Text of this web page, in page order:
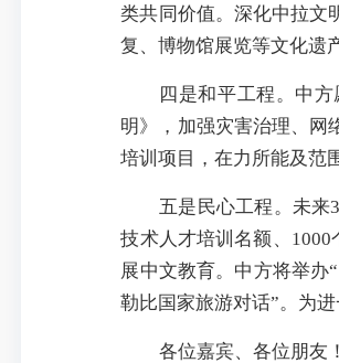
类共同价值。深化中拉文
复、博物馆展览等文化遗
四是和平工程。中
明》，加强灾害治理、网
培训项目，在力所能及范
五是民心工程。未来
技术人才培训名额、
展中文教育。中方将举办
勒比国家旅游对话”。为
各位嘉宾、各位朋友！